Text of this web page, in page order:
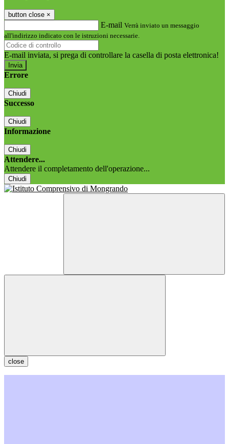
button close ×
E-mail Verrà inviato un messaggio
all'indirizzo indicato con le istruzioni necessarie.
E-mail inviata, si prega di controllare la casella di posta elettronica!
Errore
Chiudi
Successo
Chiudi
Informazione
Chiudi
Attendere...
Attendere il completamento dell'operazione...
Chiudi
close